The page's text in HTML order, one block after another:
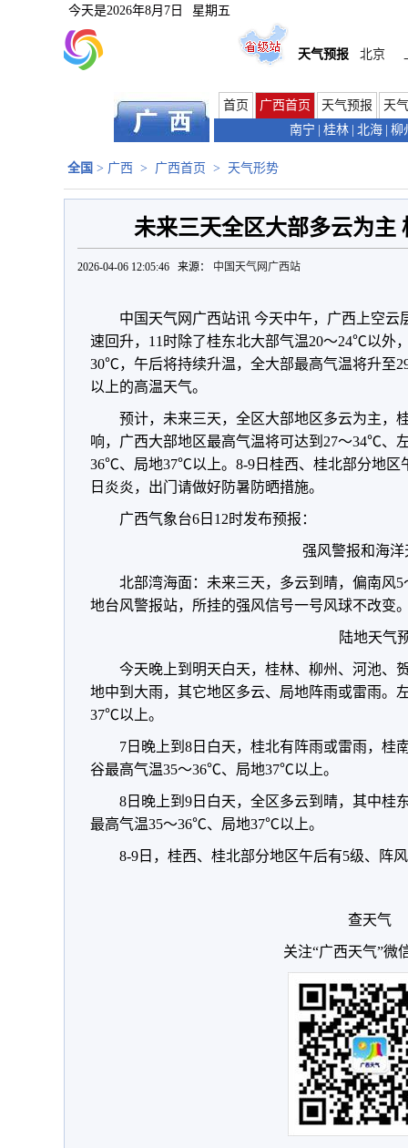
今天是2026年8月7日 星期五
天气预报 北京
首页 广西首页 天气预报
天
南宁
桂林 北海 柳
全国 > 广西 > 广西首页 > 天气形势
未来三天全区大部多云为主
2026-04-06 12:05:46 来源： 中国天气网广西站
中国天气网广西站讯 今天中午，广西上空
速回升，11时除了桂东北大部气温20～24℃以外
30℃，午后将持续升温，全大部最高气温将升至
以上的高温天气。
预计，未来三天，全区大部地区多云为主，
响，广西大部地区最高气温将可达到27～34℃、
36℃、局地37℃以上。8-9日 桂西、桂北部分地区
日炎炎，出门请做好防暑防晒措施。
广西气象台6日12时发布预报：
强风警报和海洋
北部湾海面：未来三天，多云到晴，偏南风
地台风警报站，所挂的强风信号一号风球不改变
陆地天气
今天晚上到明天白天，桂林、柳州、河池、
地中到大雨，其它地区多云、局地阵雨或雷雨。
37℃以上。
7日晚上到8日白天，桂北有阵雨或雷雨，桂
谷最高气温35～36℃、局地37℃以上。
8日晚上到9日白天，全区多云到晴，其中桂
最高气温35～36℃、局地37℃以上。
8-9日，桂西、桂北部分地区午后有5级、阵
查天气
关注“广西天气”微